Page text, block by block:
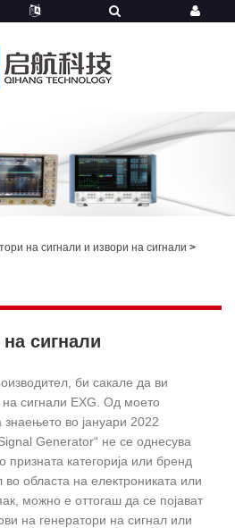
на сигнали и извори на сигнали >
сигнали
би сакале да ви
сигнали EXG. Од моето
во јануари 2022
Generator“ не се однесува
категорија или бренд
во областа на електрониката или
можно е оттогаш да се појават
на генератори на сигнал или